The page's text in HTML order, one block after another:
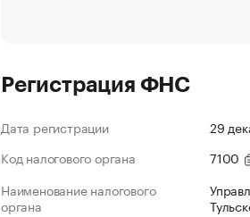
Регистрация ФНС
Дата регистрации
29
Код налогового органа
7100
Наименование налогового
органа